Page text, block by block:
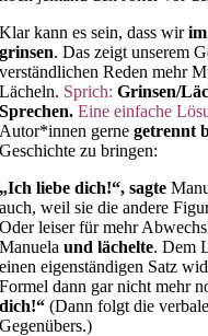
Klar kann es sein, dass wirim
grinsen. Das zeigt unserem
verständlichen Reden mehr
Lächeln. Sprich: Grinsen/
Sprechen. Eine einfache
Autor*innen gernegetrennt
Geschichte zu bringen:
„Ich liebe dich!“, sagte
auch, weil sie die andere
Oder leiser für mehr
Manuelaund lächelte. Dem
einen eigenständigen Satz
Formel dann gar nicht mehr
dich!“ (Dann folgt die
Gegenübers.)